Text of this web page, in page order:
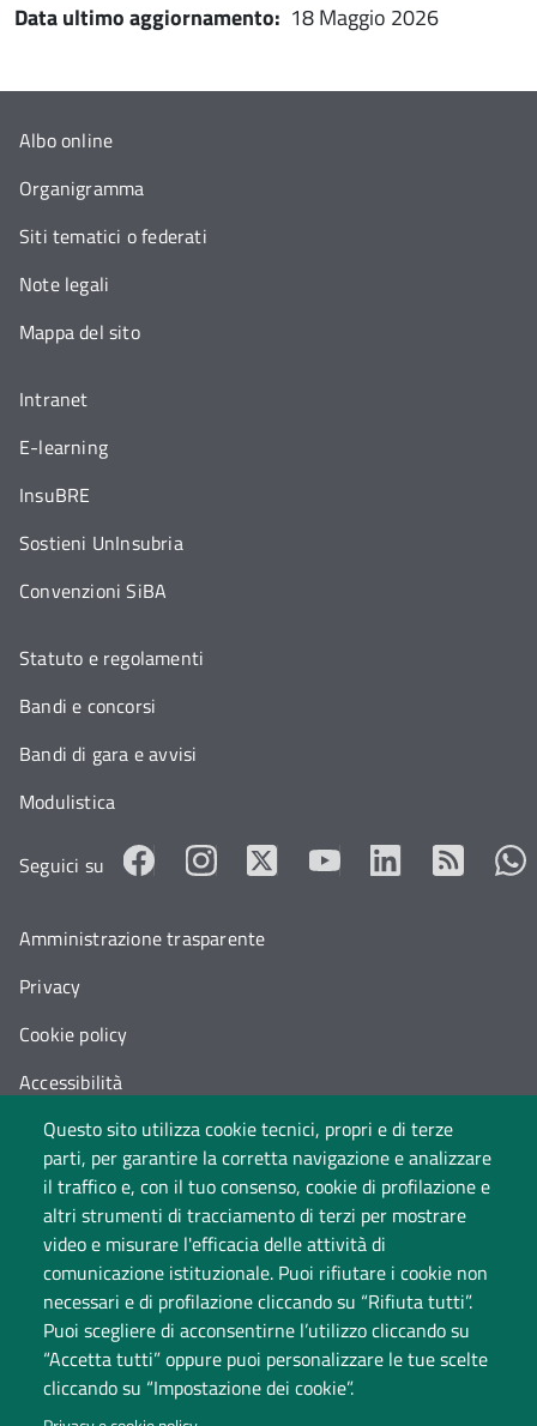
Data ultimo aggiornamento: 18 Maggio 2026
Questo sito utilizza cookie tecnici, propri e di terze
parti, per garantire la corretta navigazione e analizzare
il traffico e, con il tuo consenso, cookie di profilazione e
altri strumenti di tracciamento di terzi per mostrare
video e misurare l'efficacia delle attività di
comunicazione istituzionale. Puoi rifiutare i cookie non
necessari e di profilazione cliccando su “Rifiuta tutti”.
Puoi scegliere di acconsentirne l’utilizzo cliccando su
“Accetta tutti” oppure puoi personalizzare le tue scelte
cliccando su “Impostazione dei cookie”.
Università degli Studi dell'Insubria
Albo online
Organigramma
Siti tematici o federati
Note legali
Mappa del sito
Intranet
E-learning
InsuBRE
Sostieni UnInsubria
Convenzioni SiBA
Statuto e regolamenti
Bandi e concorsi
Bandi di gara e avvisi
Modulistica
Seguici su
Amministrazione trasparente
Privacy
Cookie policy
Accessibilità
Cambia idea sui cookie
Dati di monitoraggio